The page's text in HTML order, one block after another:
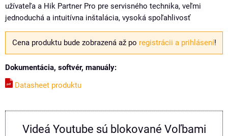
užívateľa a Hik Partner Pro pre servisného technika, veľmi
jednoduchá a intuitívna inštalácia, vysoká spoľahlivosť
Cena produktu bude zobrazená až po registrácii a prihlásení!
Dokumentácia, softvér, manuály:
Datasheet produktu
Videá Youtube sú blokované Voľbami